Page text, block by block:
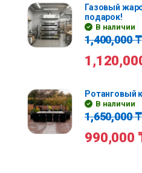
Газовый
подарок!
В наличии
1,400,000₸
Ротанговый
В наличии
1,650,000₸
990,000